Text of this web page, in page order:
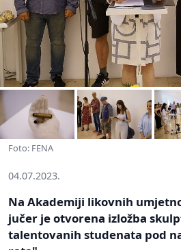
Foto: FENA
04.07.2023.
Na Akademiji likovnih
jučer je otvorena izložba
talentovanih studenata pod